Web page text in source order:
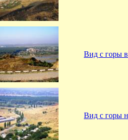
Вид с горы
Вид с горы